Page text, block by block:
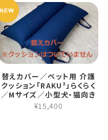
替えカバー／ペット用 介護
クッション「RAKU²」らくらく
／Mサイズ／小型犬・猫向き
¥15,400